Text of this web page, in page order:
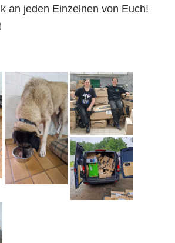
an jeden Einzelnen von Euch!